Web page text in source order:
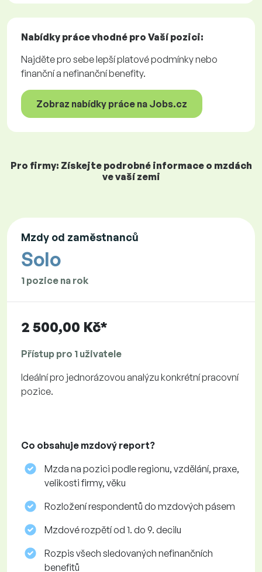
Nabídky prácevhodné pro Vaší pozici:
Najděte pro sebe lepší platové podmínky nebo
finanční a nefinanční benefity.
Zobraz nabídky práce na Jobs.cz
Pro firmy: Získejte podrobné informace o mzdách
ve vaší zemi
Mzdy od zaměstnanců
Solo
1 pozice na rok
2 500,00 Kč*
Přístup pro 1 uživatele
Ideální pro jednorázovou analýzu konkrétní pracovní
pozice.
Co obsahuje mzdový report?
Mzda na pozici podle regionu, vzdělání, praxe,
velikosti firmy, věku
Rozložení respondentů do mzdových pásem
Mzdové rozpětí od 1. do 9. decilu
Rozpis všech sledovaných nefinančních
benefitů